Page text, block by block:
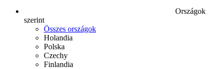
Országok
szerint
Összes országok
Holandia
Polska
Czechy
Finlandia